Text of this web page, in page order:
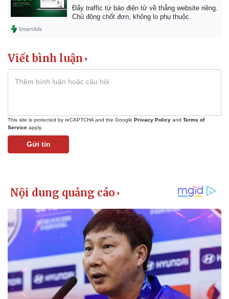
Đẩy traffic từ báo điện tử về thẳng website riêng.
Chủ động chốt đơn, không lo phụ thuộc.
Viết bình luận
This site is protected by reCAPTCHA and the Google Privacy Policy and Terms of
Service apply.
Gửi tin